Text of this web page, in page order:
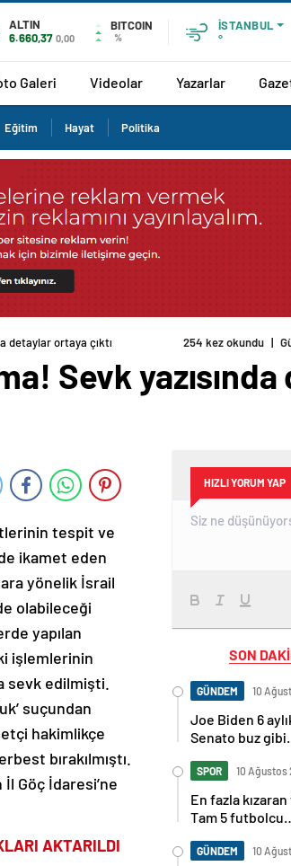
ALTIN
6.660,37 0,00
BITCOIN
%
İSTANBUL
°
Galeri Videolar Yazarlar
Eğitim Hayat Politika
detaylar ortaya çıktı 254 kez okundu |
Sevk
tespit ve
ikamet eden
yönelik İsrail
olabileceği
yapılan
işlemlerinin
sevk edilmişti.
suçundan
hakimlikçe
bırakılmıştı.
Göç İdaresi’ne
AKTARILDI
HIZLI YORUM YAP
SON
GÜNDEM 10
Joe Biden 6
Senato buz
SPOR 10 Ağustos
En fazla
Tam 5
GÜNDEM 10